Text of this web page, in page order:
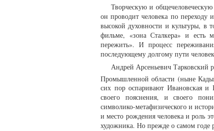
Творческую и
он проводит человека по переходу
высокой духовности и культуры, в
фильме, «зона Сталкера» и есть
пережить». И процесс
последующему долгому пути
Андрей Арсеньевич Тарковский
Промышленной области (ныне
сих пор оспаривают Ивановская и
своего пояснения, и своего
символико-метафизического и
и место рождения человека и роль
художника. Но прежде о самом годе